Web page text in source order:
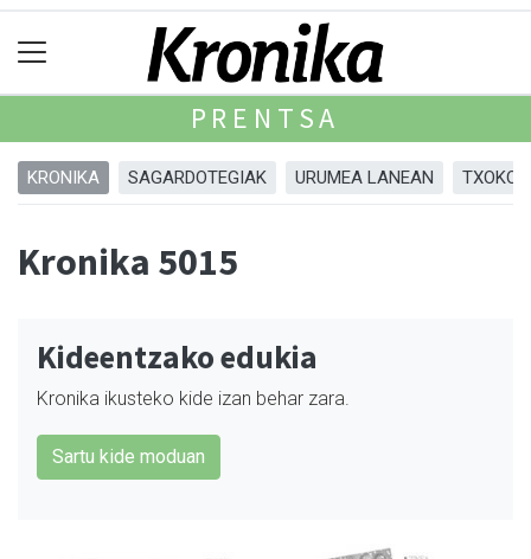
PRENTSA
KRONIKA SAGARDOTEGIAK URUMEA LANEAN
Kronika 5015
Kideentzako edukia
Kronika ikusteko kide izan behar zara.
Sartu kide moduan